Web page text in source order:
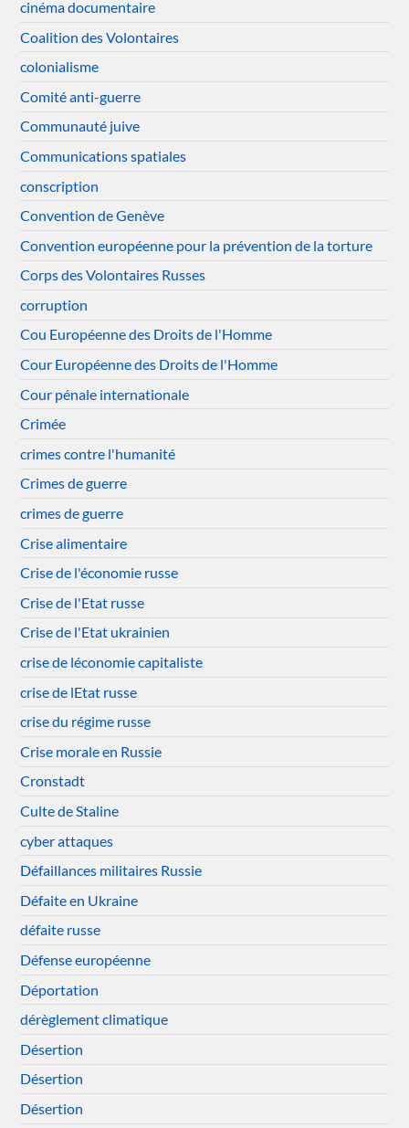
cinéma documentaire
Coalition des Volontaires
colonialisme
Comité anti-guerre
Communauté juive
Communications spatiales
conscription
Convention de Genève
Convention européenne pour la prévention de la torture
Corps des Volontaires Russes
corruption
Cou Européenne des Droits de l'Homme
Cour Européenne des Droits de l'Homme
Cour pénale internationale
Crimée
crimes contre l'humanité
Crimes de guerre
crimes de guerre
Crise alimentaire
Crise de l'économie russe
Crise de l'Etat russe
Crise de l'Etat ukrainien
crise de léconomie capitaliste
crise de lEtat russe
crise du régime russe
Crise morale en Russie
Cronstadt
Culte de Staline
cyber attaques
Défaillances militaires Russie
Défaite en Ukraine
défaite russe
Défense européenne
Déportation
dérèglement climatique
Désertion
Désertion
Désertion